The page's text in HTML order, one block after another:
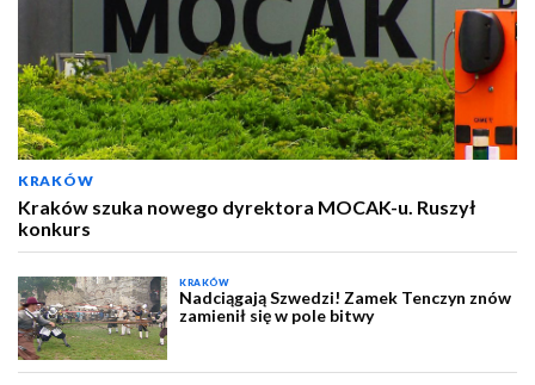
KRAKÓW
Kraków szuka nowego dyrektora MOCAK-u. Ruszył
konkurs
KRAKÓW
Nadciągają Szwedzi! Zamek Tenczyn znów
zamienił się w pole bitwy